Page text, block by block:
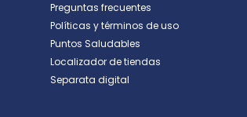
Preguntas frecuentes
Políticas y términos de uso
Puntos Saludables
Localizador de tiendas
Separata digital